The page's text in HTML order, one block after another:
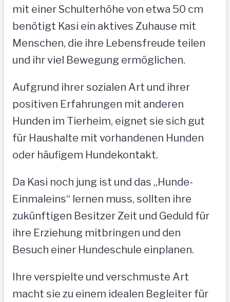
mit einer Schulterhöhe von etwa 50 cm
benötigt Kasi ein aktives Zuhause mit
Menschen, die ihre Lebensfreude teilen
und ihr viel Bewegung ermöglichen.
Aufgrund ihrer sozialen Art und ihrer
positiven Erfahrungen mit anderen
Hunden im Tierheim, eignet sie sich gut
für Haushalte mit vorhandenen Hunden
oder häufigem Hundekontakt.
Da Kasi noch jung ist und das „Hunde-
Einmaleins“ lernen muss, sollten ihre
zukünftigen Besitzer Zeit und Geduld für
ihre Erziehung mitbringen und den
Besuch einer Hundeschule einplanen.
Ihre verspielte und verschmuste Art
macht sie zu einem idealen Begleiter für